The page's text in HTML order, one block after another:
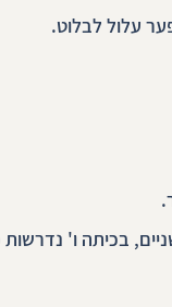
עלול לבלוט.
בכיתה ו' נדרשות